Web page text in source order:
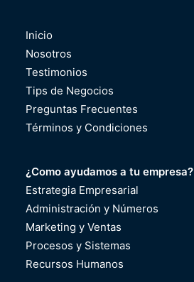
Inicio
Nosotros
Testimonios
Tips de Negocios
Preguntas Frecuentes
Términos y Condiciones
¿Como ayudamos a tu empresa?
Estrategia Empresarial
Administración y Números
Marketing y Ventas
Procesos y Sistemas
Recursos Humanos